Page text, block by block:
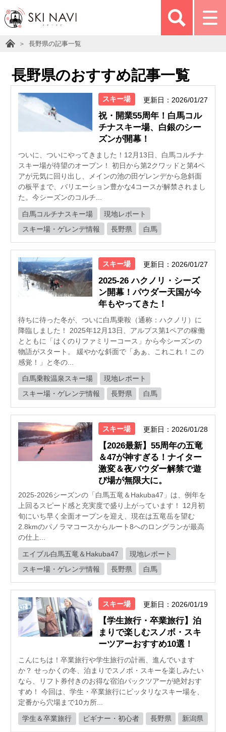
長野県の記事一覧
長野県のおすすめ記事一覧
スキー場 更新日：2026/01/27
祝・開業55周年！白馬コル
チナスキー場、白銀のシー
ズンが開幕！
ついに、ついにやってきました！12月13日、白馬コルチナ
スキー場が待望のオープン！ 初日から第2クワッドと第4ペ
アが元気に回り出し、メインの池の田ゲレンデから急斜面
の板平まで、バリエーション豊かな4コースが解禁されまし
た。今シーズンのコルチ...
白馬コルチナスキー場
現地レポート
スキー場・ゲレンデ情報
長野県 白馬
スキー場 更新日：2026/01/27
2025-26 ハクノリ・シーズ
ン開幕！パウダー天国が今
年もやってきた！
待ちに待った冬が、ついに白馬乗鞍（通称：ハクノリ）に
降臨しました！ 2025年12月13日、アルプス第1ペアの稼働
とともに「はくのりファミリーコース」から今シーズンの
物語がスタート。 緩やかな斜面で「あぁ、これこれ！この
感覚！」と冬の...
白馬乗鞍温泉スキー場
現地レポート
スキー場・ゲレンデ情報
長野県 白馬
スキー場 更新日：2026/01/28
【2026最新】55周年の五竜
＆47が神すぎる！ナイター
激変＆夜パウダー解禁で遊
び場が無限大に。
2025-2026シーズンの「白馬五竜＆Hakuba47」は、例年を
上回るスピード感と充実度で盛り上がっています！ 12月初
旬にいち早く全面オープンを迎え、現在は五竜岳を望む
2.8kmのパノラマコースからルート8へのロングランが最高
の仕上...
エイブル白馬五竜＆Hakuba47
現地レポート
スキー場・ゲレンデ情報
長野県 白馬
スキー場 更新日：2026/01/19
【学生旅行・卒業旅行】泊
まりで楽しむスノボ・スキ
ーツアーおすすめ10選！
こんにちは！卒業旅行や学生旅行の計画、進んでいます
か？ せっかくの冬、泊まりでスノボ・スキーを楽しみたい
なら、リフト券付きのお得な宿泊パックツアーが絶対おす
すめ！ 今回は、学生・卒業旅行にピッタリなスキー場を、
定番から穴場まで10カ所...
学生＆卒業旅行 ビギナー・初心者 長野県 新潟県